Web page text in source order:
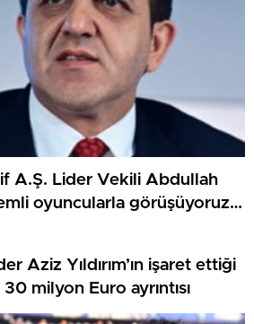
A.Ş. Lider Vekili Abdullah
oyuncularla görüşüyoruz,
Aziz Yıldırım’ın işaret ettiği
milyon Euro ayrıntısı